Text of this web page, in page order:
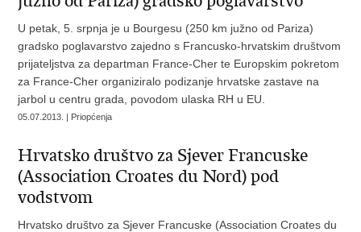
U petak, 5. srpnja je u Bourgesu (250 km južno od Pariza)
gradsko poglavarstvo zajedno s Francusko-hrvatskim društvom
prijateljstva za departman France-Cher te Europskim pokretom
za France-Cher organiziralo podizanje hrvatske zastave na
jarbol u centru grada, povodom ulaska RH u EU.
05.07.2013. | Priopćenja
Hrvatsko društvo za Sjever Francuske
(Association Croates du Nord) pod
vodstvom
Hrvatsko društvo za Sjever Francuske (Association Croates du